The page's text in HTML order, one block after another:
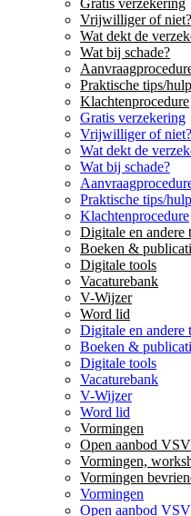
Gratis verzekering
Vrijwilliger of niet?
Wat dekt de
Wat bij schade?
Praktische tips/hulp
Klachtenprocedure
Gratis verzekering
Vrijwilliger of niet?
Wat dekt de
Wat bij schade?
Praktische tips/hulp
Klachtenprocedure
Digitale en andere
Boeken &
Digitale tools
Vacaturebank
V-Wijzer
Word lid
Digitale en andere
Boeken &
Digitale tools
Vacaturebank
V-Wijzer
Word lid
Vormingen
Open aanbod
Vormingen,
Vormingen
Vormingen
Open aanbod